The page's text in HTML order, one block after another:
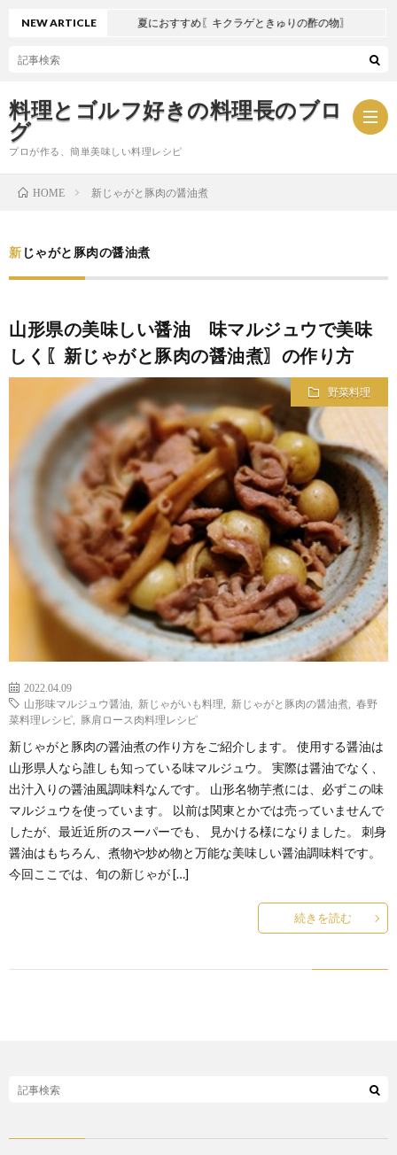
料理とゴルフ好きの料理長のブロ
グ
プロが作る、簡単美味しい料理レシピ
わ
せ
バ
シ
ー
ポ
リ
シ
NEW ARTICLE 夏におすすめ〖キクラゲときゅりの酢の物〗
HOME 新じゃがと豚肉の醤油煮
新じゃがと豚肉の醤油煮
山形県の美味しい醤油 味マルジュウで美味
しく〖新じゃがと豚肉の醤油煮〗の作り方
野菜料理
2022.04.09
山形味マルジュウ醤油
新じゃがいも料理 新じゃがと豚肉の醤油煮
春野
菜料理レシピ
豚肩ロース肉料理レシピ
新じゃがと豚肉の醤油煮の作り方をご紹介します。 使用する醤油は
山形県人なら誰しも知っている味マルジュウ。 実際は醤油でなく、
出汁入りの醤油風調味料なんです。 山形名物芋煮には、必ずこの味
マルジュウを使っています。 以前は関東とかでは売っていませんで
したが、最近近所のスーパーでも、 見かける様になりました。 刺身
醤油はもちろん、煮物や炒め物と万能な美味しい醤油調味料です。
今回ここでは、旬の新じゃが […]
続きを読む